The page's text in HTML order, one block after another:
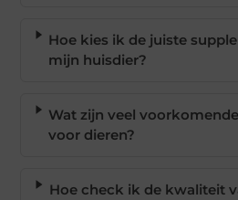
Hoe kies ik de juiste
mijn huisdier?
Wat zijn veel
voor dieren?
Hoe check ik de kwaliteit